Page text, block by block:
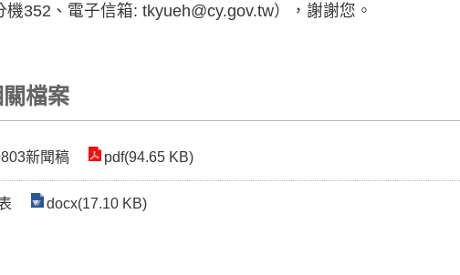
機352、電子信箱: tkyueh@cy.gov.tw），謝謝您。
檔案
新聞稿 pdf(94.65 KB)
docx(17.10 KB)